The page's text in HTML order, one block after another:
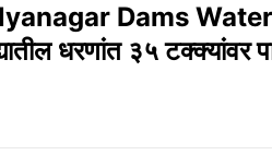
Dams Water
धरणांत ३५ टक्क्यांवर